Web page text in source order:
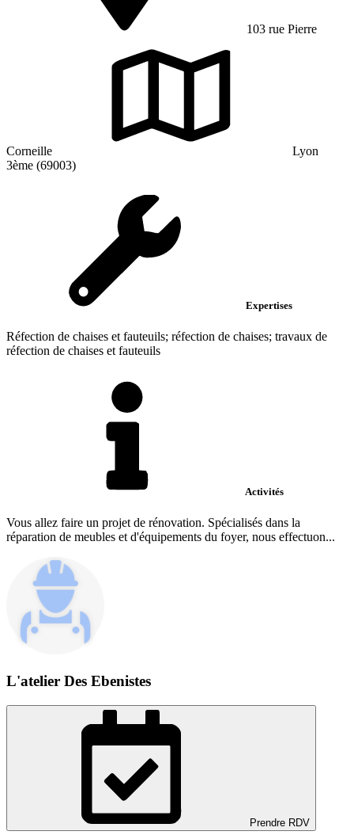
103 rue Pierre
Corneille
Lyon
3ème (69003)
Expertises
Réfection de chaises et fauteuils; réfection de chaises; travaux de
réfection de chaises et fauteuils
Activités
Vous allez faire un projet de rénovation. Spécialisés dans la
réparation de meubles et d'équipements du foyer, nous effectuon...
L'atelier Des Ebenistes
Prendre RDV